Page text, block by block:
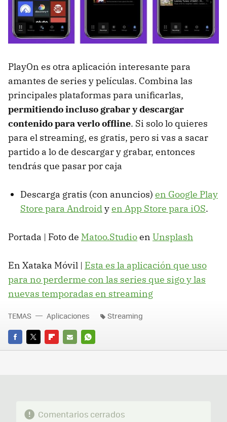
PlayOn es otra aplicación interesante para
amantes de series y películas. Combina las
principales plataformas para unificarlas,
permitiendo incluso grabar y descargar
contenido para verlo offline. Si solo lo quieres
para el streaming, es gratis, pero si vas a sacar
partido a lo de descargar y grabar, entonces
tendrás que pasar por caja
Descarga gratis (con anuncios) en Google Play
Store para Androidyen App Store para iOS.
Portada | Foto de Matoo.Studioen Unsplash
En Xataka Móvil | Esta es la aplicación que uso
para no perderme con las series que sigo y las
nuevas temporadas en streaming
FACEBOOK
TWITTERFLIPBOARD
E-
WHATSAPP
TEMAS Aplicaciones Streaming
Comentarios cerrados